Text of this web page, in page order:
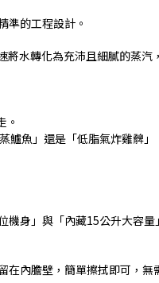
準的工程設計。
將水轉化為充沛且細膩的蒸汽
。
鱸魚」還是「低脂氣炸雞髀
機身」與「內藏15公升大容
內膽壁，簡單擦拭即可，無